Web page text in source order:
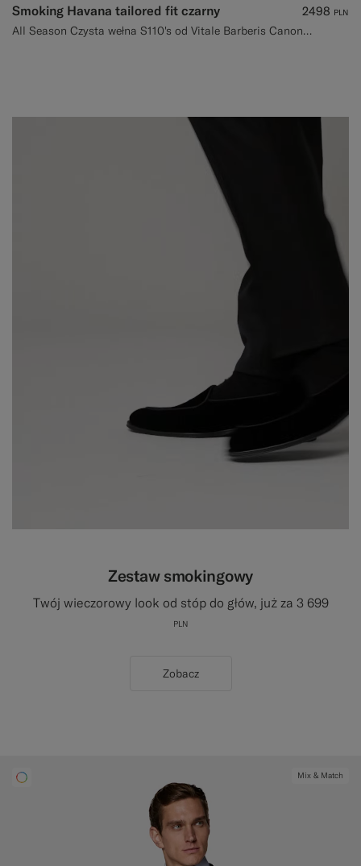
Smoking Havana tailored fit czarny
All Season Czysta wełna S110's od Vitale Barberis Canonico, Włochy
2498 PLN
Zestaw smokingowy
Twój wieczorowy look od stóp do głów, już za 3 699
PLN
Zobacz
Mix & Match